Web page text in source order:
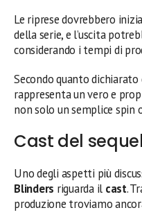
Le riprese dovrebbero
della serie, e l’uscita
considerando i tempi di
Secondo quanto dichiarato
rappresenta un vero e
non solo un semplice spin
Cast del
Uno degli aspetti più
Blinders riguarda il cast.
produzione troviamo